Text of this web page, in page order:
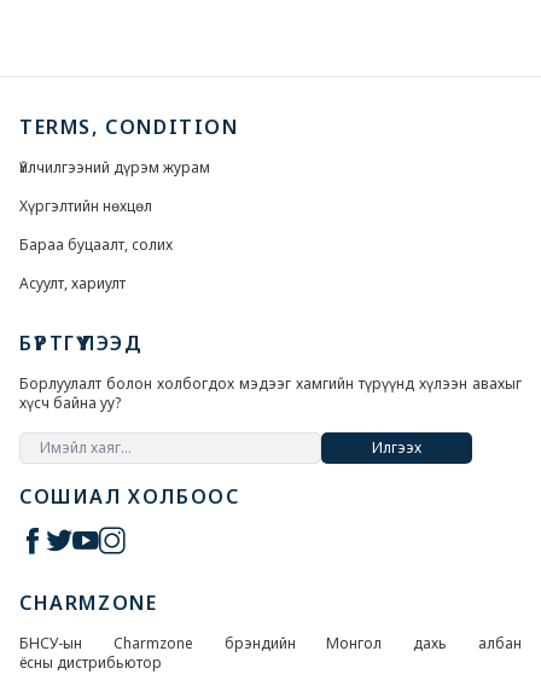
TERMS, CONDITION
Үйлчилгээний дүрэм журам
Хүргэлтийн нөхцөл
Бараа буцаалт, солих
Асуулт, хариулт
БҮРТГҮҮЛЭЭД
Борлуулалт болон холбогдох мэдээг хамгийн түрүүнд хүлээн авахыг
хүсч байна уу?
Илгээх
СОШИАЛ ХОЛБООС
CHARMZONE
БНСУ-ын Charmzone брэндийн Монгол дахь албан
ёсны дистрибьютор